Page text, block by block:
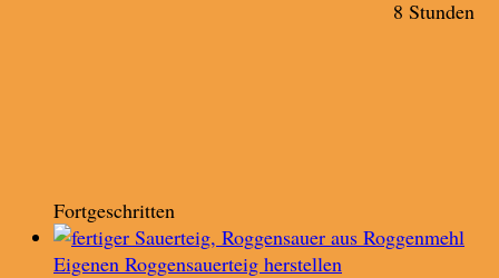
8 Stunden
Fortgeschritten
Eigenen Roggensauerteig herstellen